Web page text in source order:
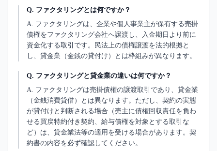
Q. ファクタリングとは何ですか？
A. ファクタリングは、企業や個人事業主が保有する売掛
債権をファクタリング会社へ譲渡し、入金期日より前に
資金化する取引です。民法上の債権譲渡を法的根拠と
し、貸金業（金銭の貸付け）とは枠組みが異なります。
Q. ファクタリングと貸金業の違いは何ですか？
A. ファクタリングは売掛債権の譲渡取引であり、貸金業
（金銭消費貸借）とは異なります。ただし、契約の実態
が貸付けと判断される場合（売主に債権回収責任を負わ
せる買戻特約付き契約、給与債権を対象とする取引な
ど）は、貸金業法等の適用を受ける場合があります。契
約書の内容を必ず確認してください。